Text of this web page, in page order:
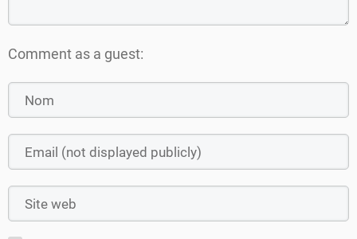
Comment as a guest: